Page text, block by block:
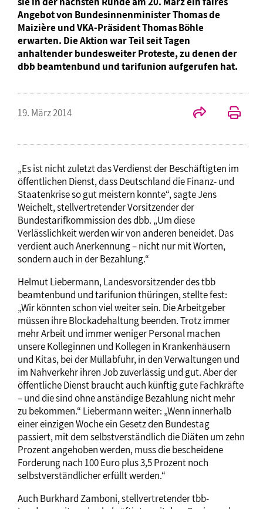
Angebot von Bundesinnenminister Thomas de
Maizière und VKA-Präsident Thomas Böhle
erwarten. Die Aktion war Teil seit Tagen
anhaltender bundesweiter Proteste, zu denen der
dbb beamtenbund und tarifunion aufgerufen hat.
19. März 2014
„Es ist nicht zuletzt das Verdienst der Beschäftigten im
öffentlichen Dienst, dass Deutschland die Finanz- und
Staatenkrise so gut meistern konnte“, sagte Jens
Weichelt, stellvertretender Vorsitzender der
Bundestarifkommission des dbb. „Um diese
Verlässlichkeit werden wir von anderen beneidet. Das
verdient auch Anerkennung – nicht nur mit Worten,
sondern auch in der Bezahlung.“
Helmut Liebermann, Landesvorsitzender des tbb
beamtenbund und tarifunion thüringen, stellte fest:
„Wir könnten schon viel weiter sein. Die Arbeitgeber
müssen ihre Blockadehaltung beenden. Trotz immer
mehr Arbeit und immer weniger Personal machen
unsere Kolleginnen und Kollegen in Krankenhäusern
und Kitas, bei der Müllabfuhr, in den Verwaltungen und
im Nahverkehr ihren Job zuverlässig und gut. Aber der
öffentliche Dienst braucht auch künftig gute Fachkräfte
– und die sind ohne anständige Bezahlung nicht mehr
zu bekommen.“ Liebermann weiter: „Wenn innerhalb
einer einzigen Woche ein Gesetz den Bundestag
passiert, mit dem selbstverständlich die Diäten um zehn
Prozent angehoben werden, muss die bescheidene
Forderung nach 100 Euro plus 3,5 Prozent noch
selbstverständlicher erfüllt werden.“
Auch Burkhard Zamboni, stellvertretender tbb-